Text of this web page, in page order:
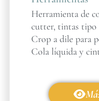
Herramienta de
cutter, tintas tipo
Crop a dile para
Cola líquida y